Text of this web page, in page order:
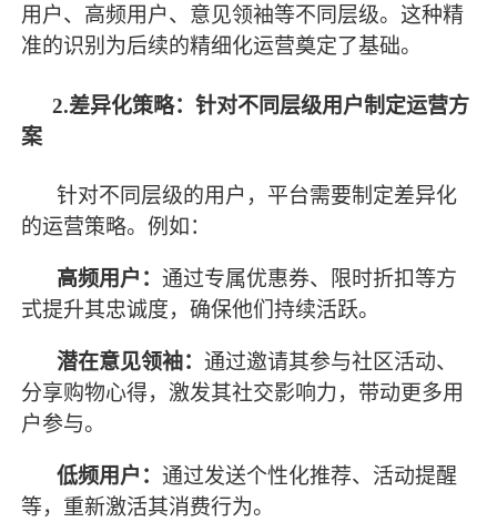
用户、高频用户、意见领袖等不同层级。这种精
准的识别为后续的精细化运营奠定了基础。
2.差异化策略：针对不同层级用户制定运营方
案
针对不同层级的用户，平台需要制定差异化
的运营策略。例如：
高频用户：通过专属优惠券、限时折扣等方
式提升其忠诚度，确保他们持续活跃。
潜在意见领袖：通过邀请其参与社区活动、
分享购物心得，激发其社交影响力，带动更多用
户参与。
低频用户：通过发送个性化推荐、活动提醒
等，重新激活其消费行为。